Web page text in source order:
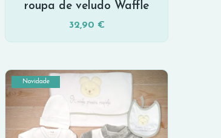
roupa de veludo Waffle
32,90 €
Novidade